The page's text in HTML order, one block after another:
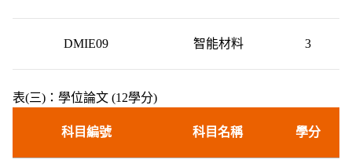
DMIE09 智能材料 3
表(三)：學位論文 (12學分)
科目編號 科目名稱 學分